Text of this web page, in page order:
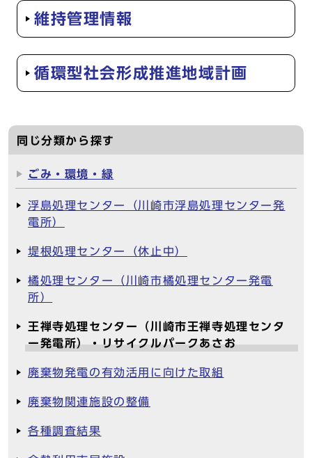
維持管理情報
循環型社会形成推進地域計画
同じ分類から探す
ごみ・環境・緑
浮島処理センター（川崎市浮島処理センター発
電所）
堤根処理センター（休止中）
橘処理センター（川崎市橘処理センター発電
所）
王禅寺処理センター（川崎市王禅寺処理センタ
ー発電所）・リサイクルパークあさお
廃棄物発電の有効活用に向けた取組
廃棄物関連施設の整備
各種調査結果